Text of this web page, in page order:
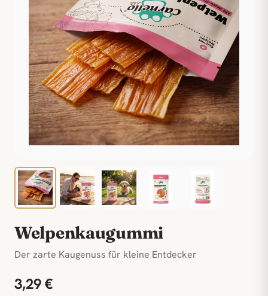
Welpenkaugummi
Der zarte Kaugenuss für kleine Entdecker
3,29 €